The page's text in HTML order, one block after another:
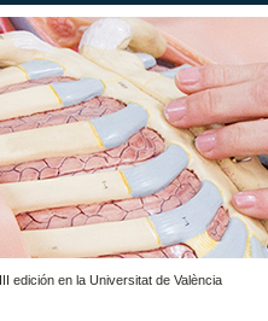
edición en la Universitat de València